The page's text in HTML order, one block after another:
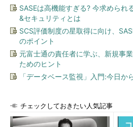
SASEは高機能すぎる? 今求められ
&セキュリティとは
SCS評価制度の星取得に向け、
のポイント
元富士通の責任者に学ぶ、新規事
ためのヒント
「データベース監視」入門:今日か
チェックしておきたい人気記事